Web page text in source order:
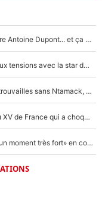
Un joueur dévoile la méthode secrète pour battre Antoine Dupont... et ça marche !
Clash avec Antoine Dupont : Un joueur réagit aux tensions avec la star du XV de France !
Matthieu Jalibert avec Antoine Dupont : Les retrouvailles sans Ntamack, «il y a eu des discussions»
«Il est complètement fou ce mec» : Le joueur du XV de France qui a choqué Matthieu Jalibert !
XV de France : Antoine Dupont impliqué dans «un moment très fort» en coulisses